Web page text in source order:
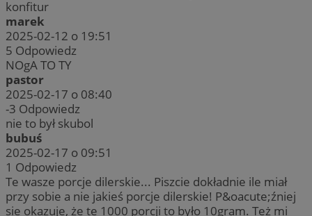
konfitur
marek
2025-02-12 o 19:51
5 Odpowiedz
NOgA TO TY
pastor
2025-02-17 o 08:40
-3 Odpowiedz
nie to był skubol
bubuś
2025-02-17 o 09:51
1 Odpowiedz
Te wasze porcje dilerskie... Piszcie dokładnie ile miał
przy sobie a nie jakieś porcje dilerskie! P&oacute;źniej
sie okazuje, że te 1000 porcji to było 10gram. Też mi